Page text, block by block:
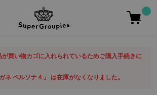
が買い物カゴに入れられているためご購入手続きに
ネ ペルソナ４」 は在庫がなくなりました。